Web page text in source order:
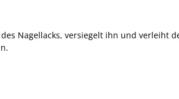
Nagellacks, versiegelt ihn und verleiht